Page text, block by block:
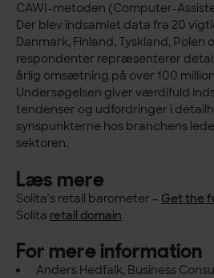
CAWI-metoden (Computer-
Der blev indsamlet data fra 20
Danmark, Finland, Tyskland, Polen
respondenter repræsenterer
årlig omsætning på over 100
Undersøgelsen giver værdifuld
tendenser og udfordringer i
synspunkterne hos branchens
sektoren.
Læs mere
Solita’s retail barometer – Get the
Solita retail domain
For mere information
Anders Hedfalk, Business